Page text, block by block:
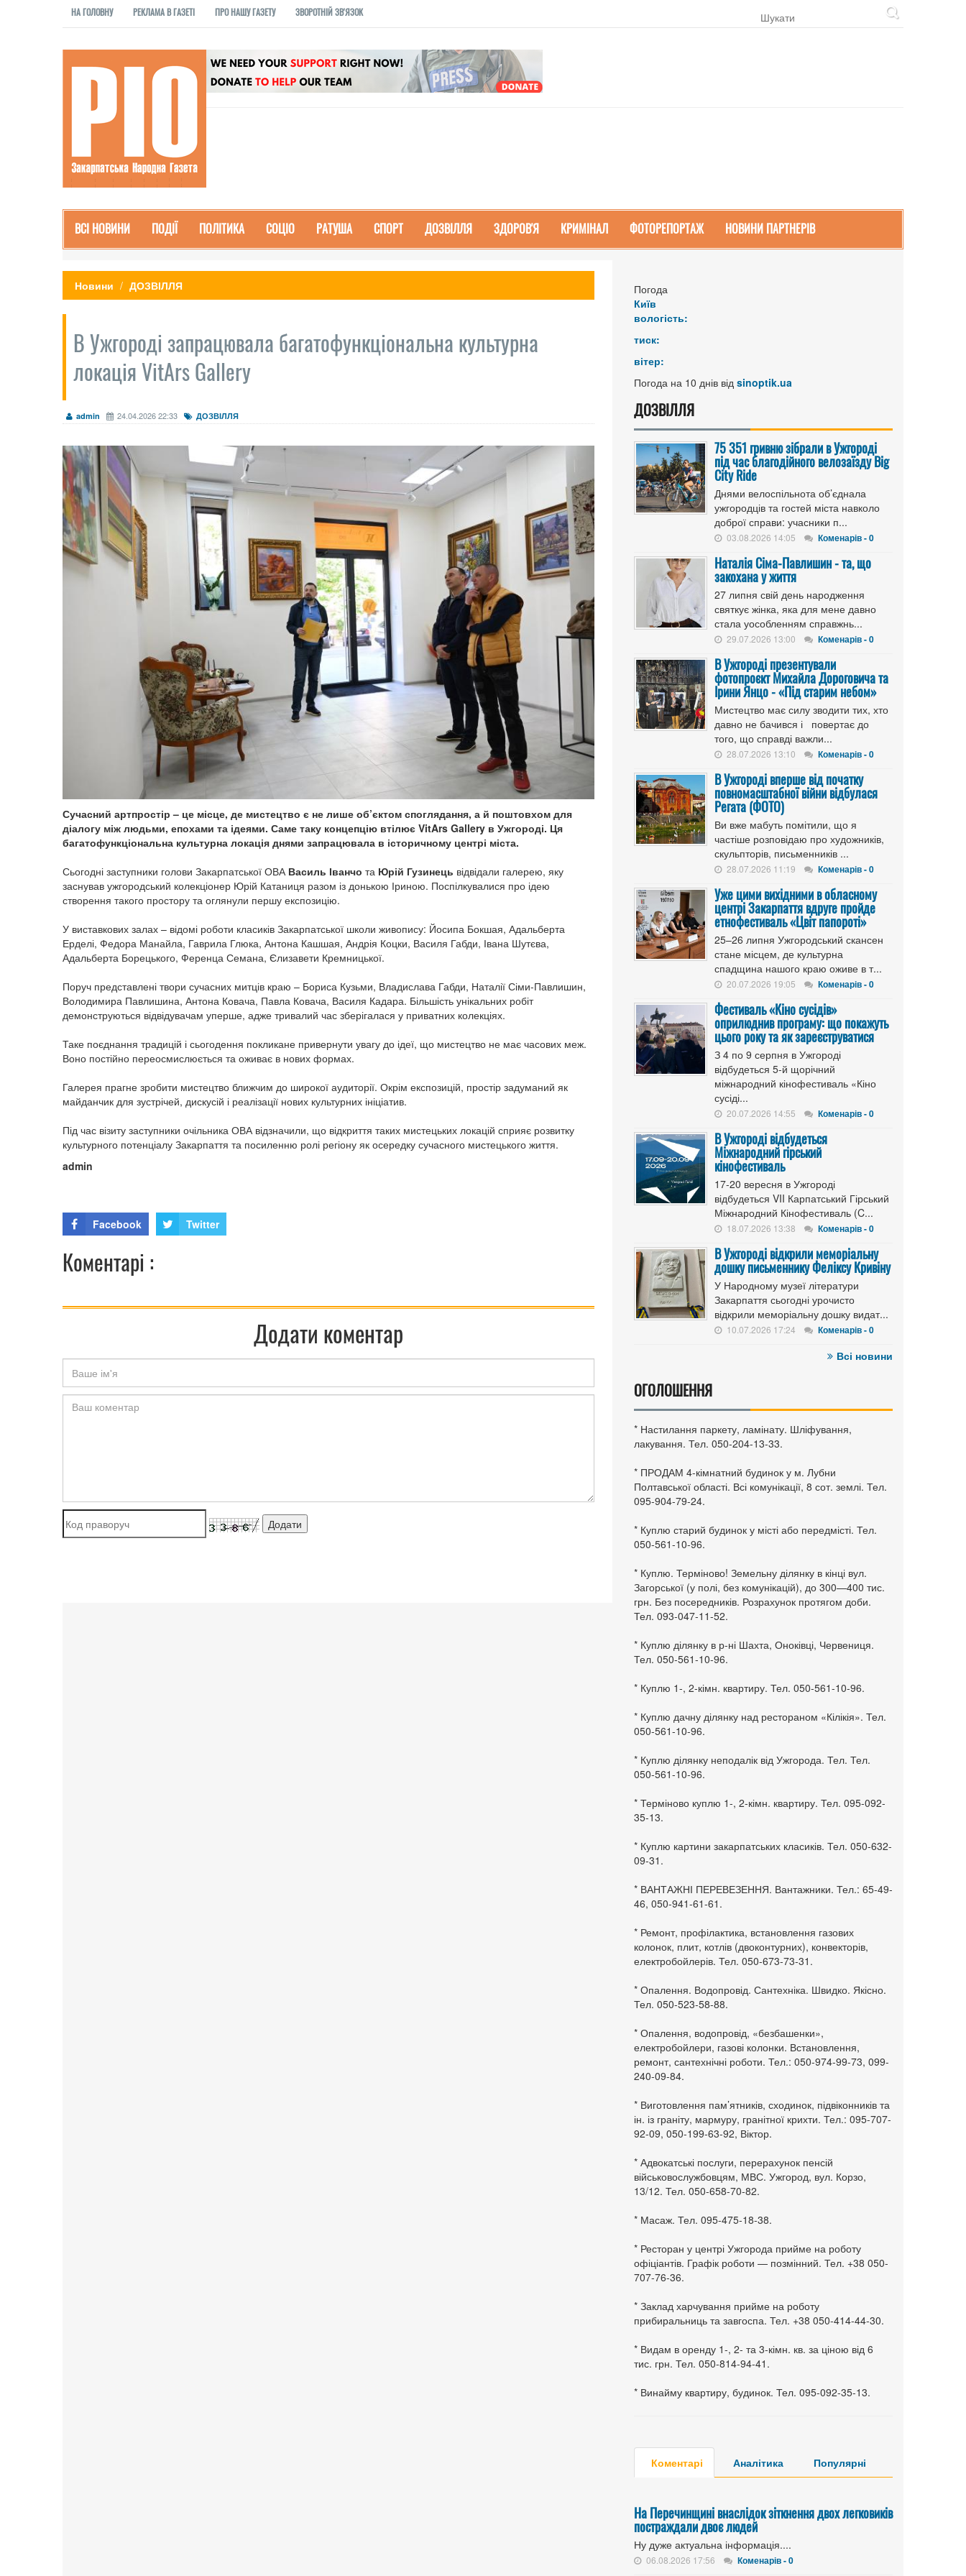
НА ГОЛОВНУ РЕКЛАМА В ГАЗЕТІ ПРО НАШУ ГАЗЕТУ ЗВОРОТНІЙ ЗВ'ЯЗОК
ВСІ НОВИНИ ПОДІЇ ПОЛІТИКА СОЦІО РАТУША СПОРТ ДОЗВІЛЛЯ ЗДОРОВ'Я КРИМІНАЛ ФОТОРЕПОРТАЖ НОВИНИ ПАРТНЕРІВ
Новини ДОЗВІЛЛЯ
В Ужгороді запрацювала багатофункціональна культурна
локація VitArs Gallery
admin 24.04.2026 22:33 ДОЗВІЛЛЯ
Сучасний артпростір – це місце, де мистецтво є не лише об’єктом споглядання, а й поштовхом для
діалогу між людьми, епохами та ідеями. Саме таку концепцію втілює VitArs Gallery в Ужгороді. Ця
багатофункціональна культурна локація днями запрацювала в історичному центрі міста.
Сьогодні заступники голови Закарпатської ОВА Василь Іванчо та Юрій Гузинець відвідали галерею, яку
заснував ужгородський колекціонер Юрій Катаниця разом із донькою Іриною. Поспілкувалися про ідею
створення такого простору та оглянули першу експозицію.
У виставкових залах – відомі роботи класиків Закарпатської школи живопису: Йосипа Бокшая, Адальберта
Ерделі, Федора Манайла, Гаврила Глюка, Антона Кашшая, Андрія Коцки, Василя Габди, Івана Шутєва,
Адальберта Борецького, Ференца Семана, Єлизавети Кремницької.
Поруч представлені твори сучасних митців краю – Бориса Кузьми, Владислава Габди, Наталії Сіми-Павлишин,
Володимира Павлишина, Антона Ковача, Павла Ковача, Василя Кадара. Більшість унікальних робіт
демонструються відвідувачам уперше, адже тривалий час зберігалася у приватних колекціях.
Таке поєднання традицій і сьогодення покликане привернути увагу до ідеї, що мистецтво не має часових меж.
Воно постійно переосмислюється та оживає в нових формах.
Галерея прагне зробити мистецтво ближчим до широкої аудиторії. Окрім експозицій, простір задуманий як
майданчик для зустрічей, дискусій і реалізації нових культурних ініціатив.
Під час візиту заступники очільника ОВА відзначили, що відкриття таких мистецьких локацій сприяє розвитку
культурного потенціалу Закарпаття та посиленню ролі регіону як осередку сучасного мистецького життя.
admin
Facebook Twitter
Коментарі :
Додати коментар
Погода
Київ
вологість:
тиск:
вітер:
Погода на 10 днів від sinoptik.ua
ДОЗВІЛЛЯ
75 351 гривню зібрали в Ужгороді
під час благодійного велозаїзду Big
Сity Ride
Днями велоспільнота об’єднала
ужгородців та гостей міста навколо
доброї справи: учасники п...
03.08.2026 14:05 Коменарів - 0
Наталія Сіма-Павлишин - та, що
закохана у життя
27 липня свій день народження
святкує жінка, яка для мене давно
стала уособленням справжнь...
29.07.2026 13:00 Коменарів - 0
В Ужгороді презентували
фотопроєкт Михайла Дороговича та
Ірини Янцо - «Під старим небом»
Мистецтво має силу зводити тих, хто
давно не бачився і повертає до
того, що справді важли...
28.07.2026 13:10 Коменарів - 0
В Ужгороді вперше від початку
повномасштабної війни відбулася
Регата (ФОТО)
Ви вже мабуть помітили, що я
частіше розповідаю про художників,
скульпторів, письменників ...
28.07.2026 11:19 Коменарів - 0
Уже цими вихідними в обласному
центрі Закарпаття вдруге пройде
етнофестиваль «Цвіт папороті»
25–26 липня Ужгородський скансен
стане місцем, де культурна
спадщина нашого краю оживе в т...
20.07.2026 19:05 Коменарів - 0
Фестиваль «Кіно сусідів»
оприлюднив програму: що покажуть
цього року та як зареєструватися
З 4 по 9 серпня в Ужгороді
відбудеться 5-й щорічний
міжнародний кінофестиваль «Кіно
сусіді...
20.07.2026 14:55 Коменарів - 0
В Ужгороді відбудеться
Міжнародний гірський
кінофестиваль
17-20 вересня в Ужгороді
відбудеться VII Карпатський Гірський
Міжнародний Кінофестиваль (C...
18.07.2026 13:38 Коменарів - 0
В Ужгороді відкрили меморіальну
дошку письменнику Феліксу Кривіну
У Народному музеї літератури
Закарпаття сьогодні урочисто
відкрили меморіальну дошку видат...
10.07.2026 17:24 Коменарів - 0
Всі новини
ОГОЛОШЕННЯ
* Настилання паркету, ламінату. Шліфування,
лакування. Тел. 050-204-13-33.
* ПРОДАМ 4-кімнатний будинок у м. Лубни
Полтавської області. Всі комунікації, 8 сот. землі. Тел.
095-904-79-24.
* Куплю старий будинок у місті або передмісті. Тел.
050-561-10-96.
* Куплю. Терміново! Земельну ділянку в кінці вул.
Загорської (у полі, без комунікацій), до 300—400 тис.
грн. Без посередників. Розрахунок протягом доби.
Тел. 093-047-11-52.
* Куплю ділянку в р-ні Шахта, Оноківці, Червениця.
Тел. 050-561-10-96.
* Куплю 1-, 2-кімн. квартиру. Тел. 050-561-10-96.
* Куплю дачну ділянку над рестораном «Кілікія». Тел.
050-561-10-96.
* Куплю ділянку неподалік від Ужгорода. Тел. Тел.
050-561-10-96.
* Терміново куплю 1-, 2-кімн. квартиру. Тел. 095-092-
35-13.
* Куплю картини закарпатських класиків. Тел. 050-632-
09-31.
* ВАНТАЖНІ ПЕРЕВЕЗЕННЯ. Вантажники. Тел.: 65-49-
46, 050-941-61-61.
* Ремонт, профілактика, встановлення газових
колонок, плит, котлів (двоконтурних), конвекторів,
електробойлерів. Тел. 050-673-73-31.
* Опалення. Водопровід. Сантехніка. Швидко. Якісно.
Тел. 050-523-58-88.
* Опалення, водопровід, «безбашенки»,
електробойлери, газові колонки. Встановлення,
ремонт, сантехнічні роботи. Тел.: 050-974-99-73, 099-
240-09-84.
* Виготовлення пам’ятників, сходинок, підвіконників та
ін. із граніту, мармуру, гранітної крихти. Тел.: 095-707-
92-09, 050-199-63-92, Віктор.
* Адвокатські послуги, перерахунок пенсій
військовослужбовцям, МВС. Ужгород, вул. Корзо,
13/12. Тел. 050-658-70-82.
* Масаж. Тел. 095-475-18-38.
* Ресторан у центрі Ужгорода прийме на роботу
офіціантів. Графік роботи — позмінний. Тел. +38 050-
707-76-36.
* Заклад харчування прийме на роботу
прибиральниць та завгоспа. Тел. +38 050-414-44-30.
* Видам в оренду 1-, 2- та 3-кімн. кв. за ціною від 6
тис. грн. Тел. 050-814-94-41.
* Винайму квартиру, будинок. Тел. 095-092-35-13.
Коментарі Аналітика Популярні
На Перечинщині внаслідок зіткнення двох легковиків
постраждали двоє людей
Ну дуже актуальна інформація....
06.08.2026 17:56 Коменарів - 0